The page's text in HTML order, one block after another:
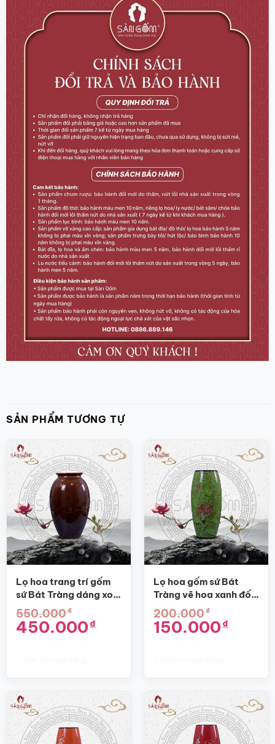
SẢN PHẨM TƯƠNG TỰ
Lọ hoa trang trí gốm
sứ Bát Tràng dáng xoài
màu nâu SG-BH22
550.000₫
Giá
gốc
450.000₫Giá
hiện
Lọ hoa gốm sứ Bát
Tràng vẽ hoa xanh đốm
dáng bom SG-BH58
200.000₫
Giá
gốc
150.000₫Giá
hiện